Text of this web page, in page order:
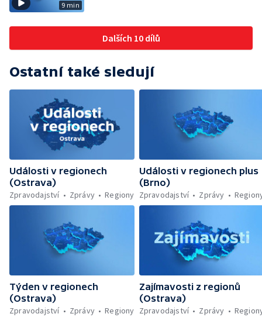
9 min
Dalších 10 dílů
Ostatní také sledují
Události v regionech
(Ostrava)
Zpravodajství
Zprávy Regiony
Události v regionech plus
(Brno)
Zpravodajství
Zprávy
Týden v regionech
(Ostrava)
Zpravodajství
Zprávy Regiony
Zajímavosti z regionů
(Ostrava)
Zpravodajství
Zprávy